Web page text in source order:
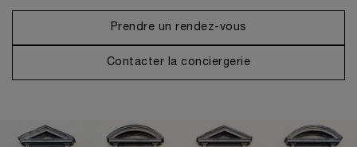
Prendre un rendez-vous
Contacter la conciergerie